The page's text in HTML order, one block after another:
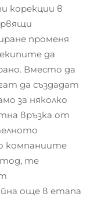
корекции в
променя
да
Вместо да
да създадат
за няколко
връзка от
компаниите
те
още в етапа